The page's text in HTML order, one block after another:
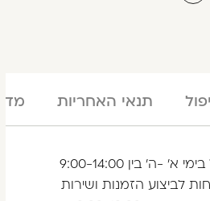
תנאי האחריות
-ה' בין 9:00-14:00
לביצוע הזמנות ושירות